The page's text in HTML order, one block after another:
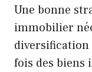
Une bonne
immobilier
fois des biens